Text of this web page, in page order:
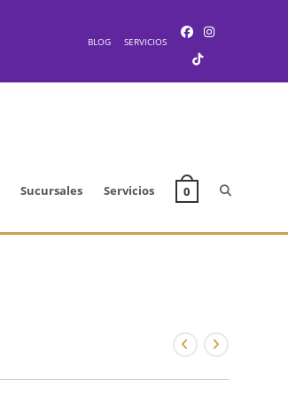
BLOG SERVICIOS
Sucursales Servicios 0 Alternar
la